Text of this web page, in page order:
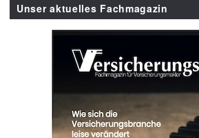
Unser aktuelles Fachmagazin